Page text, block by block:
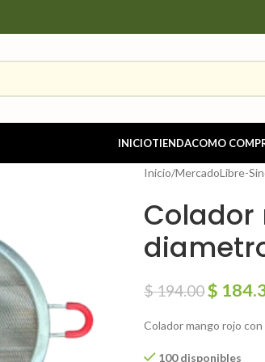
INICIOTIENDACOMO
Inicio/MercadoLibre-
Colador
$194.00$
Colador mango rojo
100 disponibles